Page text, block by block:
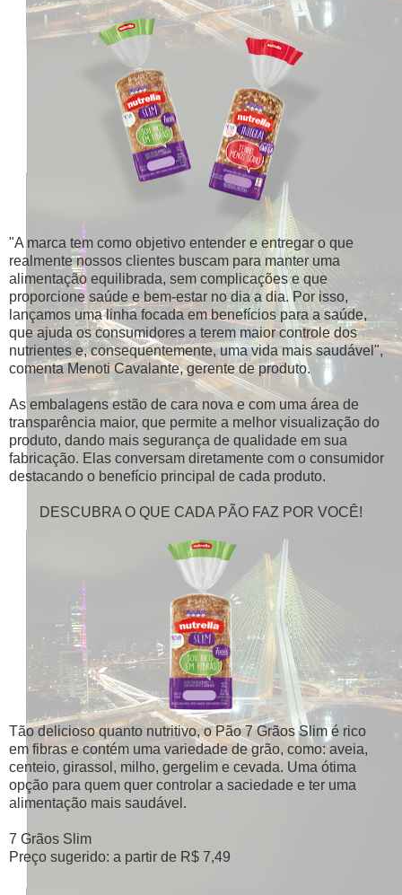
"A marca tem como objetivo entender e entregar o que
realmente nossos clientes buscam para manter uma
alimentação equilibrada, sem complicações e que
proporcione saúde e bem-estar no dia a dia. Por isso,
lançamos uma linha focada em benefícios para a saúde,
que ajuda os consumidores a terem maior controle dos
nutrientes e, consequentemente, uma vida mais saudável",
comenta Menoti Cavalante, gerente de produto.
As embalagens estão de cara nova e com uma área de
transparência maior, que permite a melhor visualização do
produto, dando mais segurança de qualidade em sua
fabricação. Elas conversam diretamente com o consumidor
destacando o benefício principal de cada produto.
DESCUBRA O QUE CADA PÃO FAZ POR VOCÊ!
Tão delicioso quanto nutritivo, o Pão 7 Grãos Slim é rico
em fibras e contém uma variedade de grão, como: aveia,
centeio, girassol, milho, gergelim e cevada. Uma ótima
opção para quem quer controlar a saciedade e ter uma
alimentação mais saudável.
7 Grãos Slim
Preço sugerido: a partir de R$ 7,49